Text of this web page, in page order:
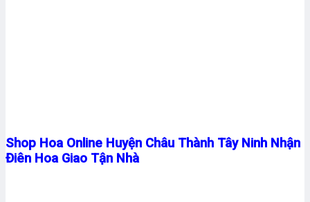
Shop Hoa Online Huyện Châu Thành Tây Ninh Nhận
Điên Hoa Giao Tận Nhà